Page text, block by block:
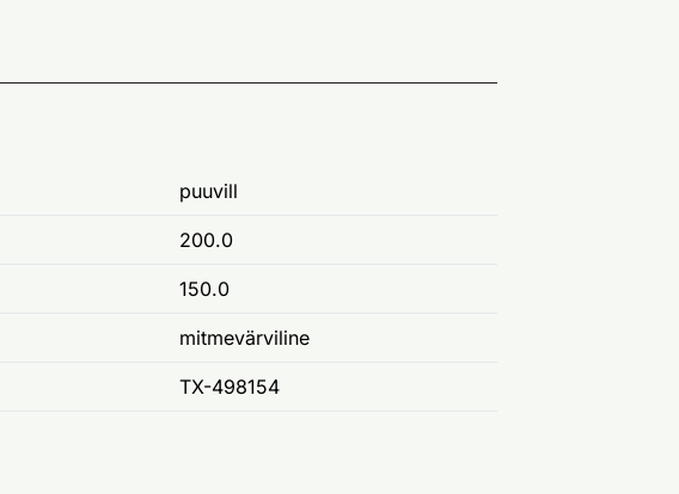
puuvill
200.0
150.0
mitmevärviline
TX-498154